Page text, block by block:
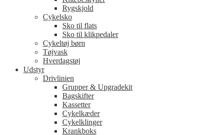
Rygskjold
Cykelsko
Sko til flats
Sko til klikpedaler
Cykeltøj børn
Tøjvask
Hverdagstøj
Udstyr
Drivlinien
Grupper & Upgradekit
Bagskifter
Kassetter
Cykelkæder
Cykelklinger
Krankboks